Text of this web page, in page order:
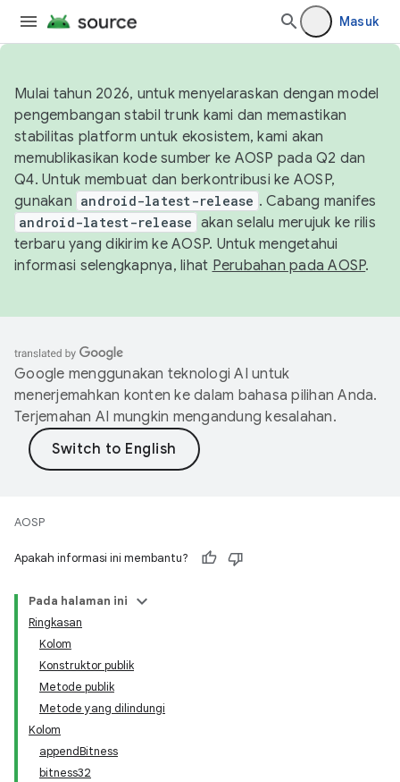
Masuk
Mulai tahun 2026, untuk menyelaraskan dengan model
pengembangan stabil trunk kami dan memastikan
stabilitas platform untuk ekosistem, kami akan
memublikasikan kode sumber ke AOSP pada Q2 dan
Q4. Untuk membuat dan berkontribusi ke AOSP,
gunakan android-latest-release . Cabang manifes
android-latest-release akan selalu merujuk ke rilis
terbaru yang dikirim ke AOSP. Untuk mengetahui
informasi selengkapnya, lihat Perubahan pada AOSP.
Google menggunakan teknologi AI untuk
menerjemahkan konten ke dalam bahasa pilihan Anda.
Terjemahan AI mungkin mengandung kesalahan.
AOSP
Apakah informasi ini membantu?
Pada halaman ini
Ringkasan
Kolom
Konstruktor publik
Metode publik
Metode yang dilindungi
Kolom
appendBitness
bitness32